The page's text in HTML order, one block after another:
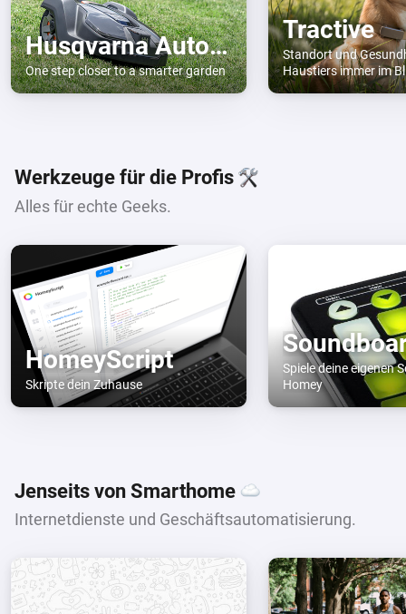
Husqvarna Automower Connect
One step closer to a smarter garden
Tractive
Standort und
Haustiers immer im
Werkzeuge für die Profis
Alles für echte Geeks.
HomeyScript
Skripte dein Zuhause
Spiele deine eigenen
Homey
Jenseits von Smarthome
Internetdienste und Geschäftsautomatisierung.